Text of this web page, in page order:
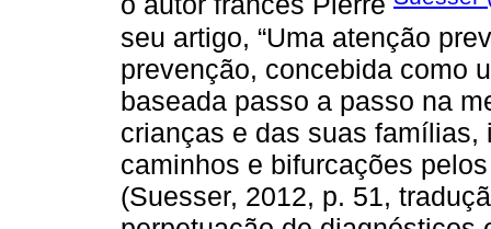
seu artigo, “Uma atenção
prevenção, concebida como
baseada passo a passo na
crianças e das suas
caminhos e bifurcações
(Suesser, 2012, p. 51,